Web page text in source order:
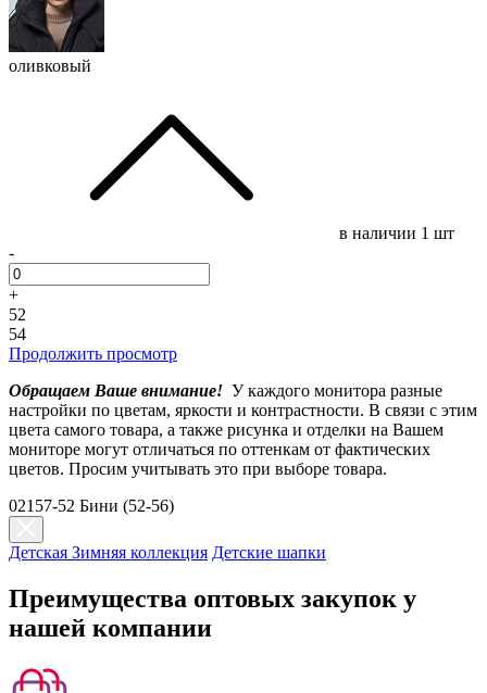
оливковый
в наличии 1 шт
-
+
52
54
Продолжить просмотр
Обращаем Ваше внимание! У каждого монитора разные
настройки по цветам, яркости и контрастности. В связи с этим
цвета самого товара, а также рисунка и отделки на Вашем
мониторе могут отличаться по оттенкам от фактических
цветов. Просим учитывать это при выборе товара.
02157-52 Бини (52-56)
Детская Зимняя коллекция Детские шапки
Преимущества оптовых закупок у
нашей компании